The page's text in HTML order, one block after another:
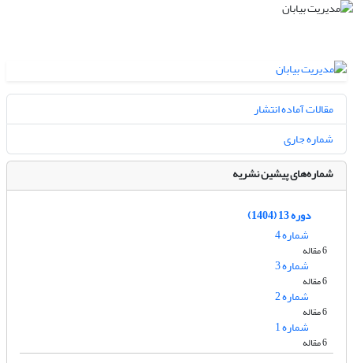
مقالات آماده انتشار
شماره جاری
شماره‌های پیشین نشریه
دوره 13 (1404)
شماره 4
6 مقاله
شماره 3
6 مقاله
شماره 2
6 مقاله
شماره 1
6 مقاله